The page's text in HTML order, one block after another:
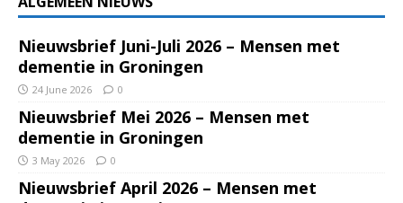
Nieuwsbrief Juni-Juli 2026 – Mensen met
dementie in Groningen
24 June 2026 0
Nieuwsbrief Mei 2026 – Mensen met
dementie in Groningen
3 May 2026 0
Nieuwsbrief April 2026 – Mensen met